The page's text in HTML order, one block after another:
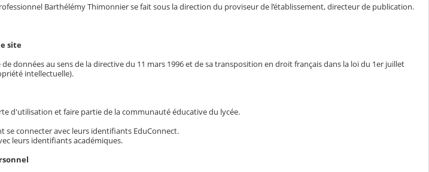
Barthélémy Thimonnier se fait sous la direction du proviseur de l’établissement, directeur de publication.
site
données au sens de la directive du 11 mars 1996 et de sa transposition en droit français dans la loi du 1er juillet
intellectuelle).
d'utilisation et faire partie de la communauté éducative du lycée.
se connecter avec leurs identifiants EduConnect.
leurs identifiants académiques.